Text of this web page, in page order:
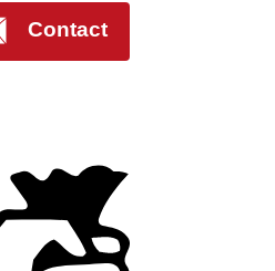
Contact